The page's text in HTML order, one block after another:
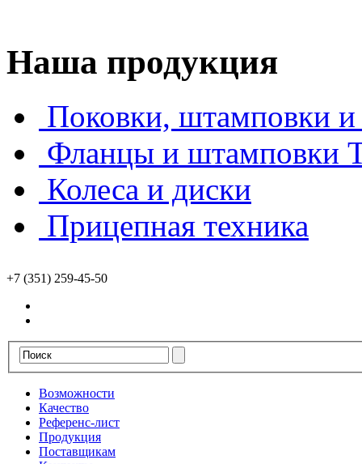
Наша продукция
Поковки, штамповки и
Фланцы и штамповки
Колеса и диски
Прицепная техника
+7 (351) 259-45-50
Возможности
Качество
Референс-лист
Продукция
Поставщикам